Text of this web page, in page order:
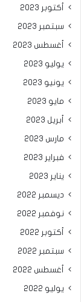
أكتوبر 2023
سبتمبر 2023
أغسطس 2023
يوليو 2023
يونيو 2023
مايو 2023
أبريل 2023
مارس 2023
فبراير 2023
يناير 2023
ديسمبر 2022
نوفمبر 2022
أكتوبر 2022
سبتمبر 2022
أغسطس 2022
يوليو 2022